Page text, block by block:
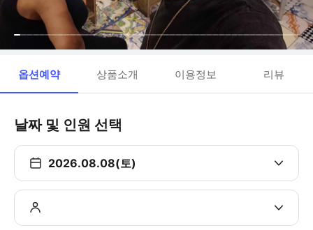
옵션예약 상품소개 이용정보 리뷰
날짜 및 인원 선택
2026.08.08(토)